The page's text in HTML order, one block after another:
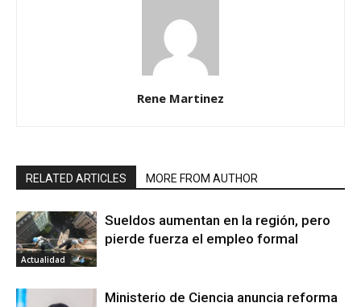
Rene Martinez
RELATED ARTICLES MORE FROM AUTHOR
Actualidad
Sueldos aumentan en la región, pero
pierde fuerza el empleo formal
Ministerio de Ciencia anuncia reforma